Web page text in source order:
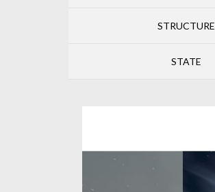
STRUCTURE
STATE